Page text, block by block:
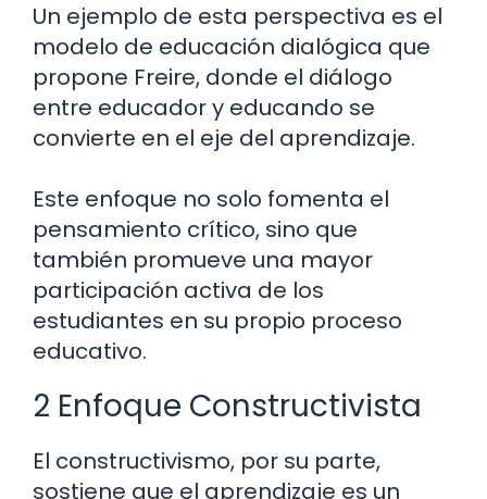
Un ejemplo de esta perspectiva es el
modelo de educación dialógica que
propone Freire, donde el diálogo
entre educador y educando se
convierte en el eje del aprendizaje.
Este enfoque no solo fomenta el
pensamiento crítico, sino que
también promueve una mayor
participación activa de los
estudiantes en su propio proceso
educativo.
2 Enfoque Constructivista
El constructivismo, por su parte,
sostiene que el aprendizaje es un